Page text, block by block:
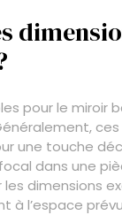
pour le
une touche
dans une
dimensions
à l’espace